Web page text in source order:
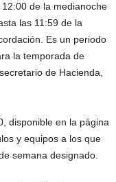
de la medianoche
las 11:59 de la
Es un periodo
la temporada de
de Hacienda,
disponible en la página
y equipos a los que
semana designado.